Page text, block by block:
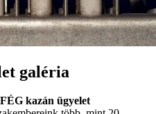
galéria
FÉG kazán ügyelet